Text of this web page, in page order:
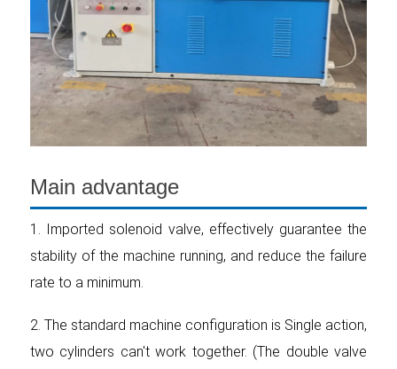
Main advantage
1. Imported solenoid valve, effectively guarantee the
stability of the machine running, and reduce the failure
rate to a minimum.
2. The standard machine configuration is Single action,
two cylinders can't work together. (The double valve